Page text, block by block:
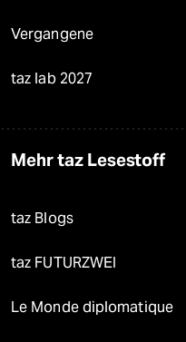
Vergangene
taz lab 2027
Mehr taz Lesestoff
taz Blogs
taz FUTURZWEI
Le Monde diplomatique